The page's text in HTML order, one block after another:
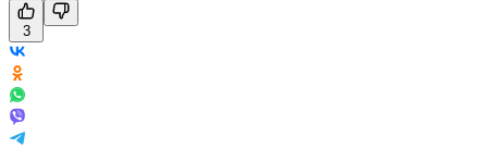
3